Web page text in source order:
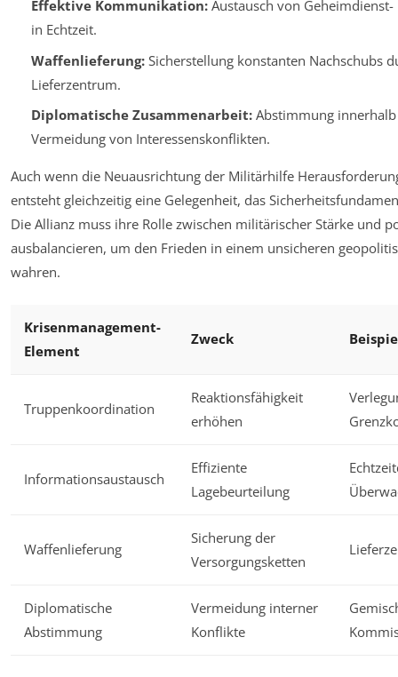
Effektive Kommunikation:Austausch von
in Echtzeit.
Waffenlieferung:Sicherstellung konstanten Nachschubs
Lieferzentrum.
Diplomatische Zusammenarbeit:Abstimmung innerhalb
Vermeidung von Interessenskonflikten.
Auch wenn die Neuausrichtung der Militärhilfe
entsteht gleichzeitig eine Gelegenheit, das
Die Allianz muss ihre Rolle zwischen militärischer Stärke und
ausbalancieren, um den Frieden in einem unsicheren
wahren.
Krisenmanagement-
Element
Zweck
Truppenkoordination
Reaktionsfähigkeit
erhöhen
Informationsaustausch
Effiziente
Lagebeurteilung
Waffenlieferung
Sicherung der
Versorgungsketten
Diplomatische
Abstimmung
Vermeidung interner
Konflikte